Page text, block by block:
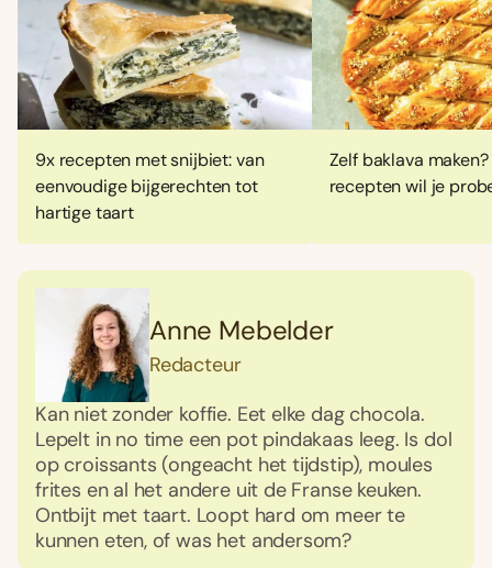
9x recepten met snijbiet: van
eenvoudige bijgerechten tot
hartige taart
Zelf baklava
recepten wil je
Anne Mebelder
Redacteur
Kan niet zonder koffie. Eet elke dag chocola.
Lepelt in no time een pot pindakaas leeg. Is dol
op croissants (ongeacht het tijdstip), moules
frites en al het andere uit de Franse keuken.
Ontbijt met taart. Loopt hard om meer te
kunnen eten, of was het andersom?